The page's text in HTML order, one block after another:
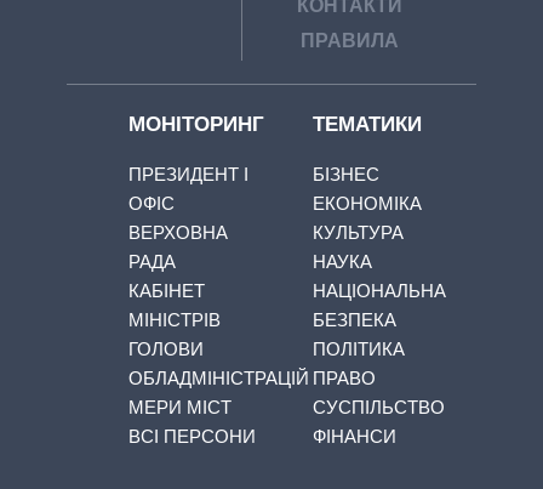
КОНТАКТИ
ПРАВИЛА
МОНІТОРИНГ
ПРЕЗИДЕНТ І
ОФІС
ВЕРХОВНА
РАДА
КАБІНЕТ
МІНІСТРІВ
ГОЛОВИ
ОБЛАДМІНІСТРАЦІЙ
МЕРИ МІСТ
ВСІ ПЕРСОНИ
ТЕМАТИКИ
БІЗНЕС
ЕКОНОМІКА
КУЛЬТУРА
НАУКА
НАЦІОНАЛЬНА
БЕЗПЕКА
ПОЛІТИКА
ПРАВО
СУСПІЛЬСТВО
ФІНАНСИ